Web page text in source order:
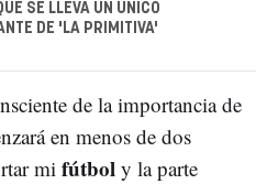
SE LLEVA UN ÚNICO
DE 'LA PRIMITIVA'
de la importancia de
en menos de dos
mi fútbol y la parte